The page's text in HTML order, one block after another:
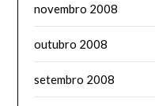
novembro 2008
outubro 2008
setembro 2008